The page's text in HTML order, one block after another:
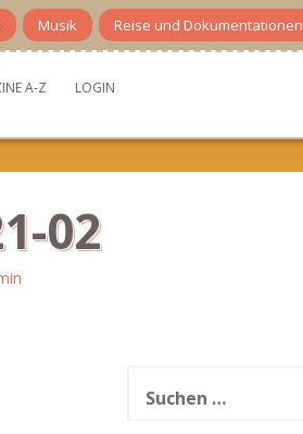
Musik Reise und Dokumentationen
A-Z LOGIN
02
nach: